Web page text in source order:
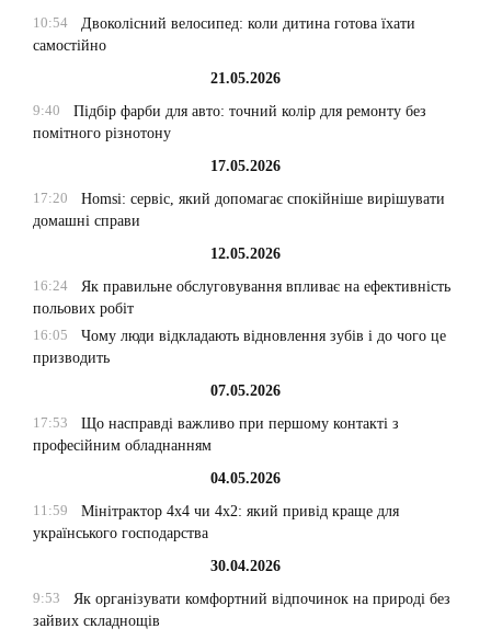
10:54
Двоколісний велосипед: коли дитина готова їхати
самостійно
21.05.2026
9:40
Підбір фарби для авто: точний колір для ремонту без
помітного різнотону
17.05.2026
17:20
Homsi: сервіс, який допомагає спокійніше вирішувати
домашні справи
12.05.2026
16:24
Як правильне обслуговування впливає на ефективність
польових робіт
16:05
Чому люди відкладають відновлення зубів і до чого це
призводить
07.05.2026
17:53
Що насправді важливо при першому контакті з
професійним обладнанням
04.05.2026
11:59
Мінітрактор 4х4 чи 4х2: який привід краще для
українського господарства
30.04.2026
9:53
Як організувати комфортний відпочинок на природі без
зайвих складнощів